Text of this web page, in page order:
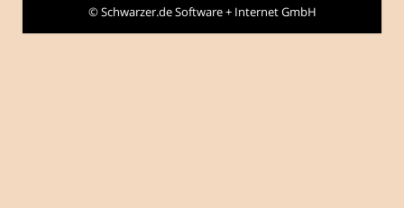
©Schwarzer.de Software + Internet GmbH